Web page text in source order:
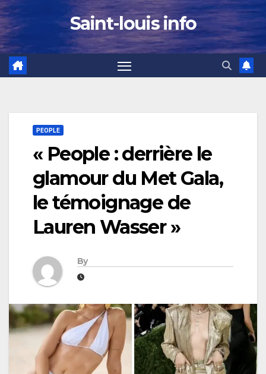
Saint-louis info
PEOPLE
« People : derrière le
glamour du Met Gala,
le témoignage de
Lauren Wasser »
By